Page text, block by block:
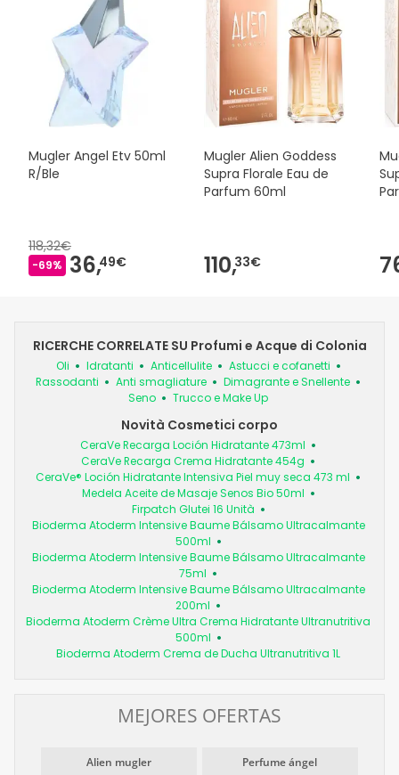
Mugler Angel Etv 50ml
R/Ble
118,32€
-69% 36,49€
Mugler Alien Goddess
Supra Florale Eau de
Parfum 60ml
110,33€
RICERCHE CORRELATE SU Profumi e Acque di Colonia
Oli Idratanti Anticellulite
Astucci e cofanetti
Rassodanti
Anti smagliature
Dimagrante e Snellente
Seno
Trucco e Make Up
Novità Cosmetici corpo
CeraVe Recarga Loción Hidratante 473ml
CeraVe Recarga Crema Hidratante 454g
CeraVe® Loción Hidratante Intensiva Piel muy seca 473 ml
Medela Aceite de Masaje Senos Bio 50ml
Firpatch Glutei 16 Unità
Bioderma Atoderm Intensive Baume Bálsamo Ultracalmante
500ml
Bioderma Atoderm Intensive Baume Bálsamo Ultracalmante
75ml
Bioderma Atoderm Intensive Baume Bálsamo Ultracalmante
200ml
Bioderma Atoderm Crème Ultra Crema Hidratante Ultranutritiva
500ml
Bioderma Atoderm Crema de Ducha Ultranutritiva 1L
MEJORES OFERTAS
Alien mugler Perfume ángel